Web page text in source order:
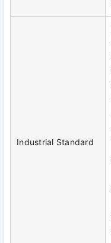
Industrial Standard